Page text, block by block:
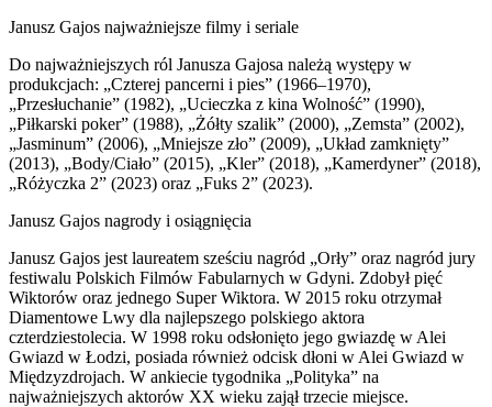
Janusz Gajos najważniejsze filmy i seriale
Do najważniejszych ról Janusza Gajosa należą występy w
produkcjach: „Czterej pancerni i pies” (1966–1970),
„Przesłuchanie” (1982), „Ucieczka z kina Wolność” (1990),
„Piłkarski poker” (1988), „Żółty szalik” (2000), „Zemsta” (2002),
„Jasminum” (2006), „Mniejsze zło” (2009), „Układ zamknięty”
(2013), „Body/Ciało” (2015), „Kler” (2018), „Kamerdyner” (2018),
„Różyczka 2” (2023) oraz „Fuks 2” (2023).
Janusz Gajos nagrody i osiągnięcia
Janusz Gajos jest laureatem sześciu nagród „Orły” oraz nagród jury
festiwalu Polskich Filmów Fabularnych w Gdyni. Zdobył pięć
Wiktorów oraz jednego Super Wiktora. W 2015 roku otrzymał
Diamentowe Lwy dla najlepszego polskiego aktora
czterdziestolecia. W 1998 roku odsłonięto jego gwiazdę w Alei
Gwiazd w Łodzi, posiada również odcisk dłoni w Alei Gwiazd w
Międzyzdrojach. W ankiecie tygodnika „Polityka” na
najważniejszych aktorów XX wieku zajął trzecie miejsce.